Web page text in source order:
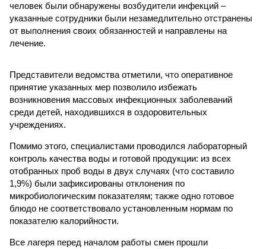
человек были обнаружены возбудители инфекций –
указанные сотрудники были незамедлительно отстранены
от выполнения своих обязанностей и направлены на
лечение.
Представители ведомства отметили, что оперативное
принятие указанных мер позволило избежать
возникновения массовых инфекционных заболеваний
среди детей, находившихся в оздоровительных
учреждениях.
Помимо этого, специалистами проводился лабораторный
контроль качества воды и готовой продукции: из всех
отобранных проб воды в двух случаях (что составило
1,9%) были зафиксированы отклонения по
микробиологическим показателям; также одно готовое
блюдо не соответствовало установленным нормам по
показателю калорийности.
Все лагеря перед началом работы смен прошли